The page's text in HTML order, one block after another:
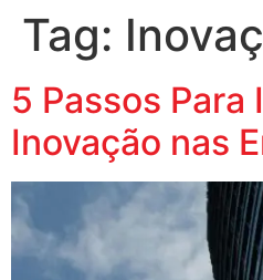
Tag:
5 Passos Para
Inovação nas